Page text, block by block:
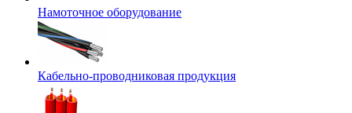
Намоточное оборудование
Кабельно-проводниковая продукция